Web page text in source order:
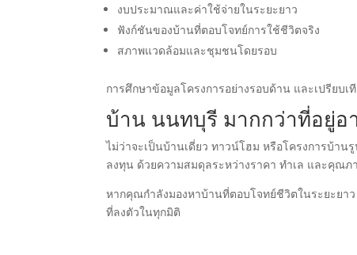
งบประมาณและค่าใช้จ่ายในระยะยาว
ฟังก์ชันของบ้านที่ตอบโจทย์การใช้ชีวิตจริง
สภาพแวดล้อมและชุมชนโดยรอบ
การศึกษาข้อมูลโครงการอย่างรอบด้าน และเปรียบ
บ้าน นนทบุรี มากกว่าที่อยู่
ไม่ว่าจะเป็นบ้านเดี่ยว ทาวน์โฮม หรือโครงการบ้าน
ลงทุน ด้วยความสมดุลระหว่างราคา ทำเล และคุณภ
หากคุณกำลังมองหาบ้านที่ตอบโจทย์ชีวิตในระยะย
ที่ลงตัวในทุกมิติ